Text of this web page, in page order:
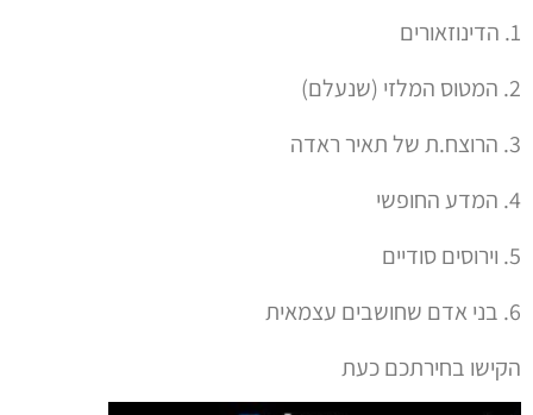
1. הדינוזאורים
2. המטוס המלזי (שנעלם)
3. הרוצח.ת של תאיר ראדה
4. המדע החופשי
5. וירוסים סודיים
6. בני אדם שחושבים עצמאית
הקישו בחירתכם כעת